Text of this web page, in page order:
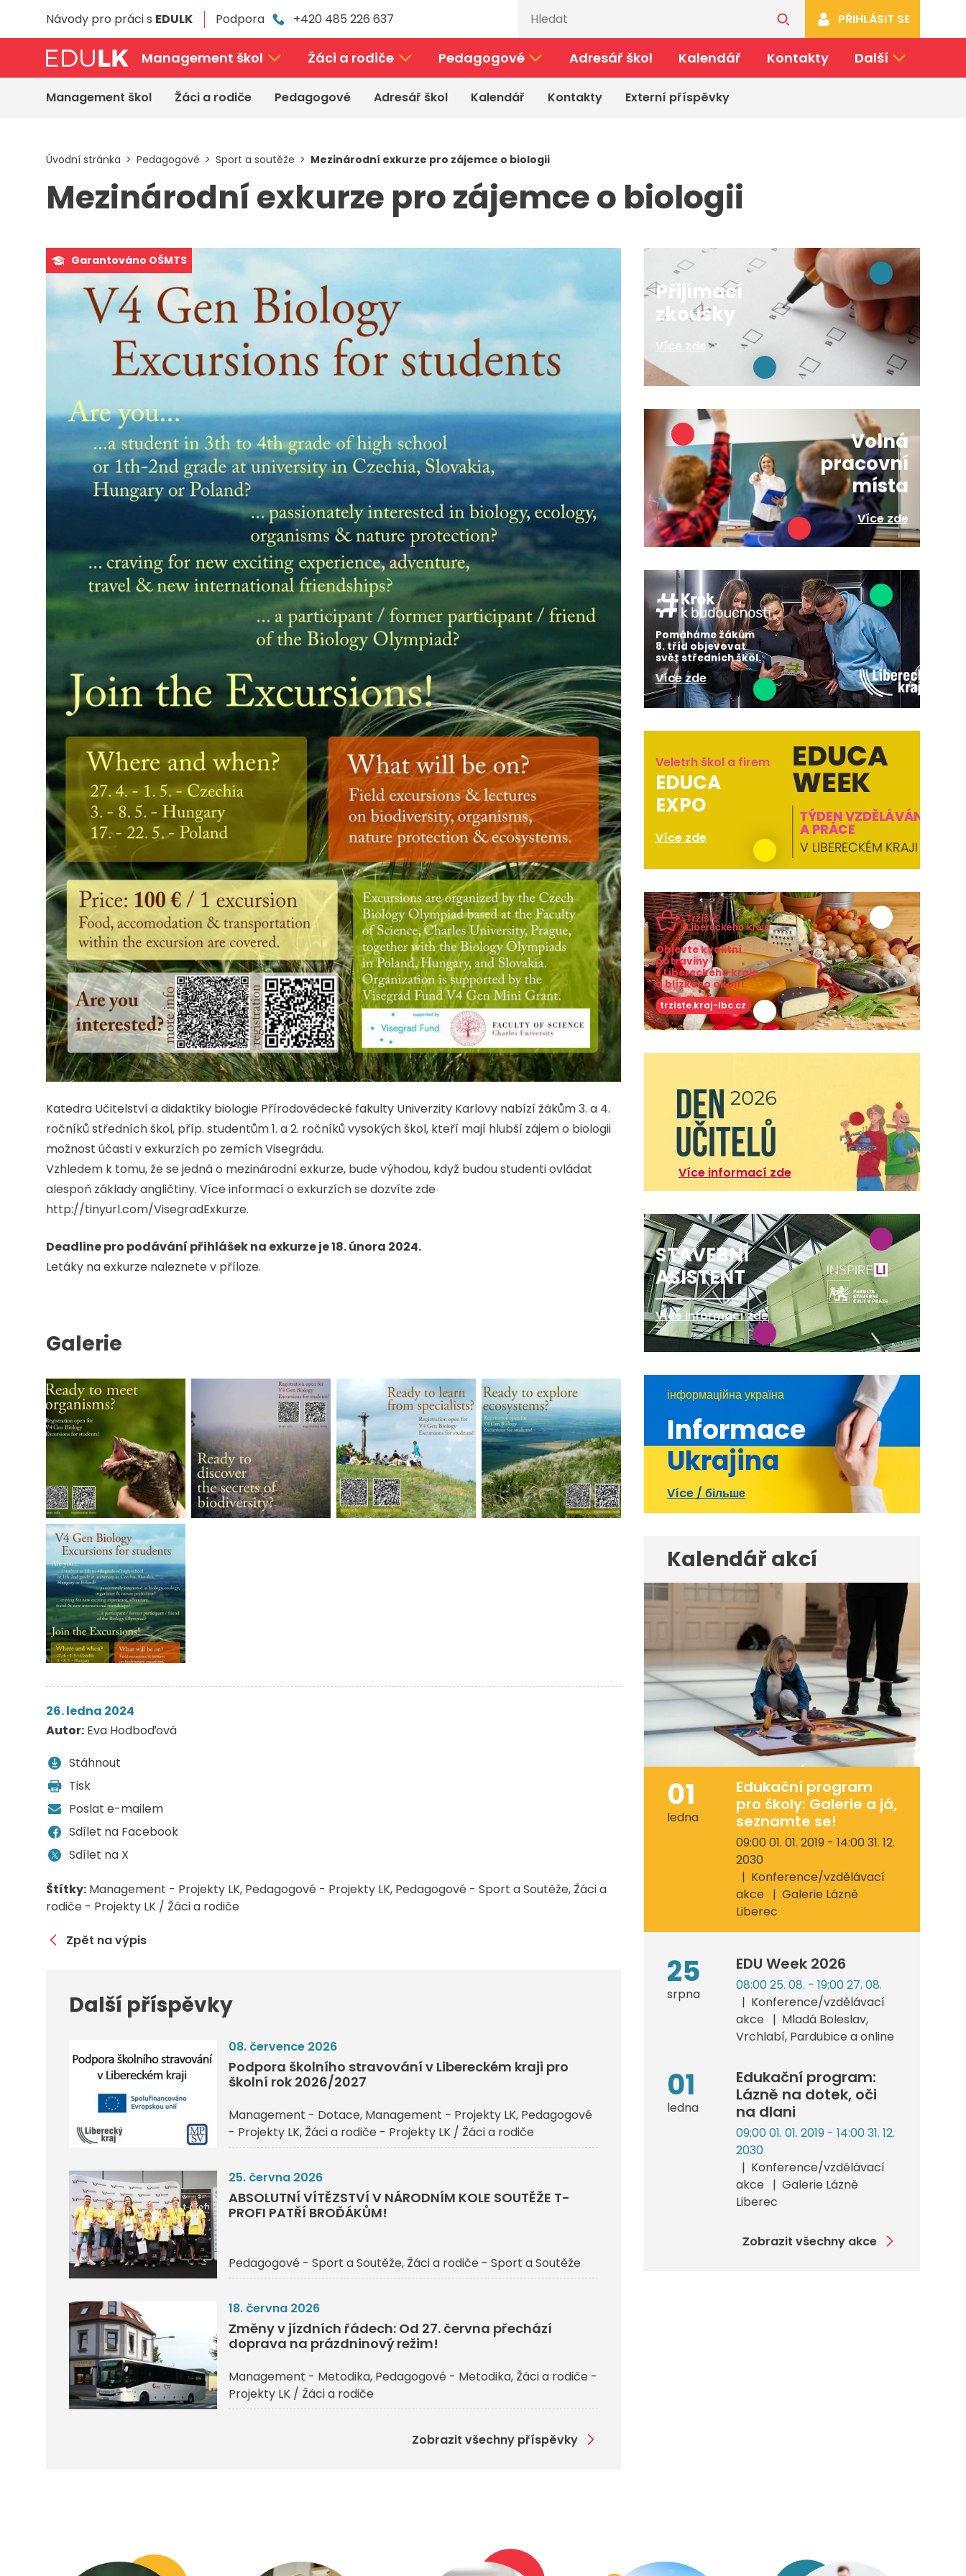
Návody pro práci s EDULK Podpora +420 485 226 637 PŘIHLÁSIT SE
Management škol Žáci a rodiče Pedagogové Adresář škol Kalendář Kontakty Další
Management škol Žáci a rodiče Pedagogové Adresář škol Kalendář Kontakty Externí příspěvky
Úvodní stránka Pedagogové Sport a soutěže Mezinárodní exkurze pro zájemce o biologii
Mezinárodní exkurze pro zájemce o biologii
Garantováno OŠMTS
Katedra Učitelství a didaktiky biologie Přírodovědecké fakulty Univerzity Karlovy nabízí žákům 3. a 4.
ročníků středních škol, příp. studentům 1. a 2. ročníků vysokých škol, kteří mají hlubší zájem o biologii
možnost účasti v exkurzích po zemích Visegrádu.
Vzhledem k tomu, že se jedná o mezinárodní exkurze, bude výhodou, když budou studenti ovládat
alespoň základy angličtiny. Více informací o exkurzích se dozvíte zde
http://tinyurl.com/VisegradExkurze.
Deadline pro podávání přihlášek na exkurze je 18. února 2024.
Letáky na exkurze naleznete v příloze.
Galerie
26. ledna 2024
Autor: Eva Hodboďová
Stáhnout
Tisk
Poslat e-mailem
Sdílet na Facebook
Sdílet na X
Štítky: Management - Projekty LK Pedagogové - Projekty LK Pedagogové - Sport a Soutěže Žáci a
rodiče - Projekty LK / Žáci a rodiče
Zpět na výpis
Další příspěvky
08. července 2026
Podpora školního stravování v Libereckém kraji pro
školní rok 2026/2027
Management - Dotace Management - Projekty LK Pedagogové
- Projekty LK Žáci a rodiče - Projekty LK / Žáci a rodiče
25. června 2026
ABSOLUTNÍ VÍTĚZSTVÍ V NÁRODNÍM KOLE SOUTĚŽE T-
PROFI PATŘÍ BROĎÁKŮM!
Pedagogové - Sport a Soutěže Žáci a rodiče - Sport a Soutěže
18. června 2026
Změny v jízdních řádech: Od 27. června přechází
doprava na prázdninový režim!
Management - Metodika Pedagogové - Metodika Žáci a rodiče -
Projekty LK / Žáci a rodiče
Zobrazit všechny příspěvky
Přijímací
zkoušky
Více zde
Volná
pracovní
místa
Více zde
Pomáháme žákům
8. tříd objevovat
svět středních škol.
Více zde
Veletrh škol a firem
EDUCA
EXPO
Více zde
Objevte kvalitní
potraviny
z Libereckého kraje
a blízkého okolí!
trziste.kraj-lbc.cz
Více informací zde
STAVEBNÍ
ASISTENT
Více informací zde
інформаційна україна
Informace
Ukrajina
Více / більше
Kalendář akcí
01
ledna
Edukační program
pro školy: Galerie a já,
seznamte se!
09:00 01. 01. 2019 - 14:00 31. 12.
2030
Konference/vzdělávací
akce
Galerie Lázně
Liberec
25
srpna
EDU Week 2026
08:00 25. 08. - 19:00 27. 08.
Konference/vzdělávací
akce
Mladá Boleslav,
Vrchlabí, Pardubice a online
01
ledna
Edukační program:
Lázně na dotek, oči
na dlani
09:00 01. 01. 2019 - 14:00 31. 12.
2030
Konference/vzdělávací
akce
Galerie Lázně
Liberec
Zobrazit všechny akce